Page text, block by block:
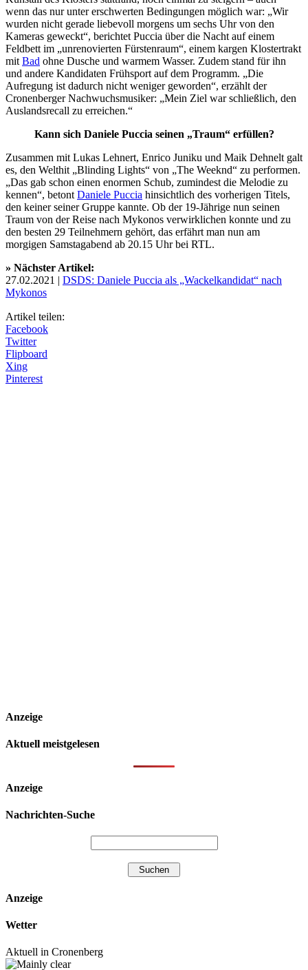
wenn das nur unter erschwerten Bedingungen möglich war: „Wir
wurden nicht gerade liebevoll morgens um sechs Uhr von den
Kameras geweckt“, berichtet Puccia über die Nacht auf einem
Feldbett im „unrenovierten Fürstenraum“, einem kargen Klostertrakt
mit Bad ohne Dusche und warmem Wasser. Zudem stand für ihn
und andere Kandidaten Frühsport auf dem Programm. „Die
Aufregung ist dadurch nicht weniger geworden“, erzählt der
Cronenberger Nachwuchsmusiker: „Mein Ziel war schließlich, den
Auslandsrecall zu erreichen.“
Kann sich Daniele Puccia seinen „Traum“ erfüllen?
Zusammen mit Lukas Lehnert, Enrico Juniku und Maik Dehnelt galt
es, den Welthit „Blinding Lights“ von „The Weeknd“ zu performen.
„Das gab schon einen enormen Schub, zumindest die Melodie zu
kennen“, betont Daniele Puccia hinsichtlich des vorherigen Titels,
den keiner seiner Gruppe kannte. Ob der 19-Jährige nun seinen
Traum von der Reise nach Mykonos verwirklichen konnte und zu
den besten 29 Teilnehmern gehört, das erfährt man nun am
morgigen Samstagabend ab 20.15 Uhr bei RTL.
» Nächster Artikel:
27.02.2021 | DSDS: Daniele Puccia als „Wackelkandidat“ nach
Mykonos
Artikel teilen:
Facebook
Twitter
Flipboard
Xing
Pinterest
Anzeige
Aktuell meistgelesen
Anzeige
Nachrichten-Suche
Anzeige
Wetter
Aktuell in Cronenberg